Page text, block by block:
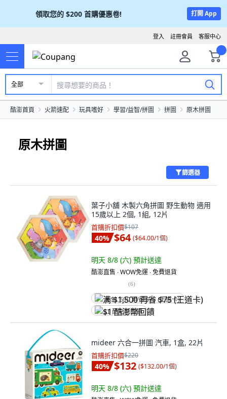
領取您的 $200 首購優惠卷! 打開 App
客服中心
註冊會員
登入
全部
酷澎首頁 火箭速配 玩具嗜好 學習/益智/拼圖 拼圖 原木拼圖
原木拼圖
篩選器
葉子小舖 木製六角拼圖 野生動物 適用
15歲以上 2個, 1組, 12片
首購折扣價$107
40% $64 ($64.00/1個)
明天 8/8 (六) 預計送達
酷澎直售 ∙ WOW免運 ∙ 免費退貨
(6)
满 $1,500 再省 $75 (王道卡)
$1 酷澎幣回饋
mideer 六合一拼圖 汽車, 1盒, 22片
首購折扣價$220
40% $132 ($132.00/1個)
明天 8/8 (六) 預計送達